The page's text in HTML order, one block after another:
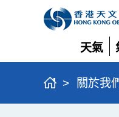
天氣
展
開
> 關於我